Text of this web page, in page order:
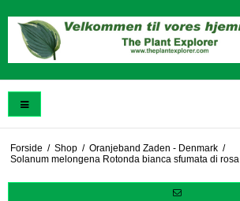
Forside / Shop / Oranjeband Zaden - Denmark /
Solanum melongena Rotonda bianca sfumata di rosa